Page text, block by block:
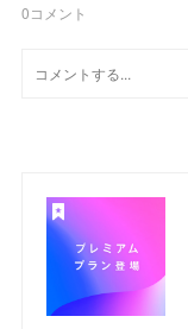
0コメント